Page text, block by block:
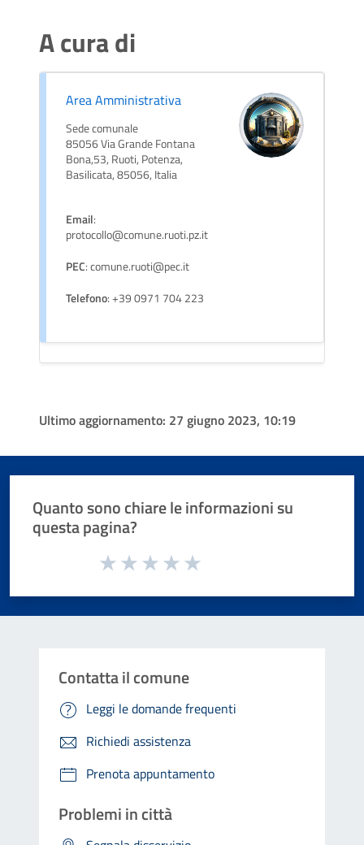
A cura di
Area Amministrativa
Sede comunale
85056 Via Grande Fontana
Bona,53, Ruoti, Potenza,
Basilicata, 85056, Italia
Email:
protocollo@comune.ruoti.pz.it
PEC: comune.ruoti@pec.it
Telefono: +39 0971 704 223
Ultimo aggiornamento: 27 giugno 2023, 10:19
Quanto sono chiare le informazioni su
questa pagina?
Valuta da 1 a 5 stelle la pagina
Contatta il comune
Leggi le domande frequenti
Richiedi assistenza
Prenota appuntamento
Problemi in città